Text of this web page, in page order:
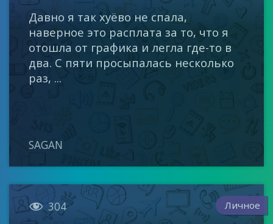
Давно я так хуёво не спала,
наверное это расплата за то, что я
отошла от графика и легла где-то в
два. С пяти просыпалась несколько
раз, ...
SAGAN
 304 Личное